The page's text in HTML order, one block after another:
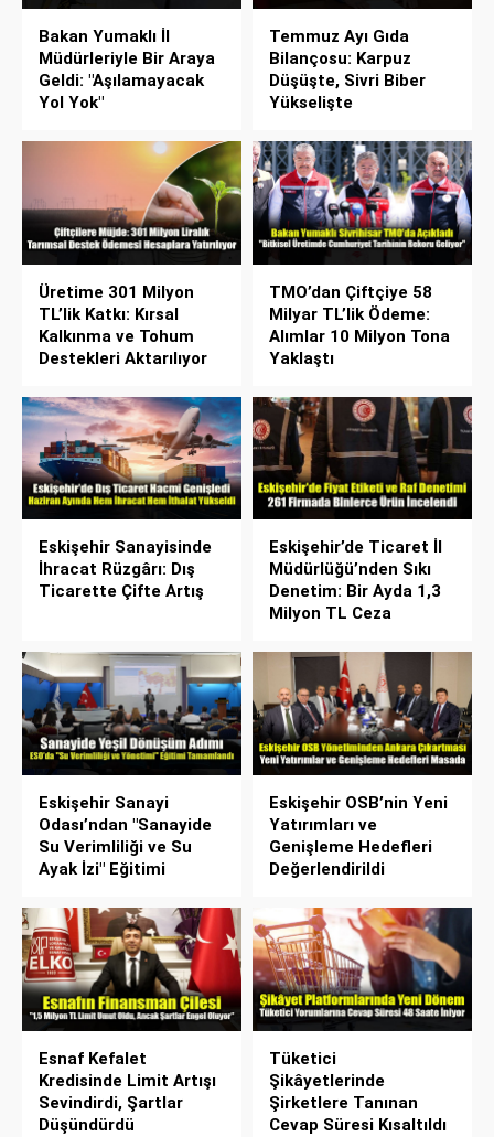
Bakan Yumaklı İl
Müdürleriyle Bir Araya
Geldi: "Aşılamayacak
Yol Yok"
Temmuz Ayı Gıda
Bilançosu: Karpuz
Düşüşte, Sivri Biber
Yükselişte
Üretime 301 Milyon
TL’lik Katkı: Kırsal
Kalkınma ve Tohum
Destekleri Aktarılıyor
TMO’dan Çiftçiye 58
Milyar TL’lik Ödeme:
Alımlar 10 Milyon Tona
Yaklaştı
Eskişehir Sanayisinde
İhracat Rüzgârı: Dış
Ticarette Çifte Artış
Eskişehir’de Ticaret İl
Müdürlüğü’nden Sıkı
Denetim: Bir Ayda 1,3
Milyon TL Ceza
Eskişehir Sanayi
Odası’ndan "Sanayide
Su Verimliliği ve Su
Ayak İzi" Eğitimi
Eskişehir OSB’nin Yeni
Yatırımları ve
Genişleme Hedefleri
Değerlendirildi
Esnaf Kefalet
Kredisinde Limit Artışı
Sevindirdi, Şartlar
Düşündürdü
Tüketici
Şikâyetlerinde
Şirketlere Tanınan
Cevap Süresi Kısaltıldı